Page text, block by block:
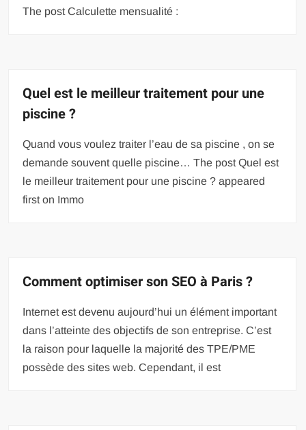
The post Calculette mensualité :
Quel est le meilleur traitement pour une
piscine ?
Quand vous voulez traiter l’eau de sa piscine , on se
demande souvent quelle piscine… The post Quel est
le meilleur traitement pour une piscine ? appeared
first on Immo
Comment optimiser son SEO à Paris ?
Internet est devenu aujourd’hui un élément important
dans l’atteinte des objectifs de son entreprise. C’est
la raison pour laquelle la majorité des TPE/PME
possède des sites web. Cependant, il est